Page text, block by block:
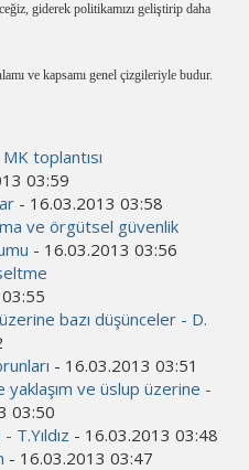
giderek politikamızı geliştirip daha
ve kapsamı genel çizgileriyle budur.
toplantısı
03:59
- 16.03.2013 03:58
ve örgütsel güvenlik
- 16.03.2013 03:56
bazı düşünceler - D.
- 16.03.2013 03:51
yaklaşım ve üslup üzerine -
03:50
T.Yıldız - 16.03.2013 03:48
- 16.03.2013 03:47